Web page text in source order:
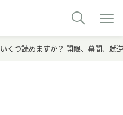
いくつ読めますか？ 開眼、幕間、弑